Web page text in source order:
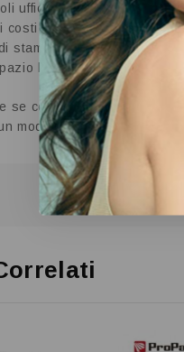
uffici con consumi di
costi a lungo termine che
stampa fotografica
limitato che
se cerchi una stampante
modello di fascia superiore.